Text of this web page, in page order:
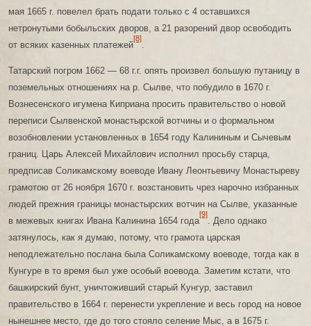
мая 1665 г. повелел брать подати только с 4 оставшихся
нетронутыми бобыльских дворов, а 21 разорений двор освободить
от всяких казенных платежей
[8]
.
Татарский погром 1662 — 68 г.г. опять произвел большую путаницу в
поземельных отношениях на р. Сылве, что побудило в 1670 г.
Вознесенского игумена Киприана просить правительство о новой
переписи Сылвенской монастырской вотчины и о формальном
возобновлении установленных в 1654 году Калининым и Сычевым
границ. Царь Алексей Михайлович исполнил просьбу старца,
предписав Соликамскому воеводе Ивану Леонтьевичу Монастыреву
грамотою от 26 ноября 1670 г. возстановить чрез нарочно избранных
людей прежния границы монастырских вотчин на Сылве, указанные
в межевых книгах Ивана Калинина 1654 года
[9]
. Дело однако
затянулось, как я думаю, потому, что грамота царская
неподлежательно послана была Соликамскому воеводе, тогда как в
Кунгуре в то время был уже особый воевода. Заметим кстати, что
башкирский бунт, уничтоживший старый Кунгур, заставил
правительство в 1664 г. перенести укрепление и весь город на новое
нынешнее место, где до того стояло селение Мыс, а в 1675 г.